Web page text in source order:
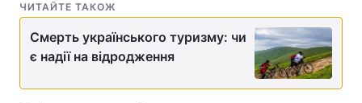
Спорт Наука
Техно і зв'язок
ЧИТАЙТЕ ТАКОЖ
Смерть українського туризму: чи
є надії на відродження